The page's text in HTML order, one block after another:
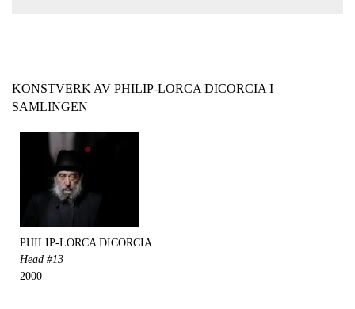
KONSTVERK AV PHILIP-LORCA DICORCIA I
SAMLINGEN
PHILIP-LORCA DICORCIA
Head #13
2000